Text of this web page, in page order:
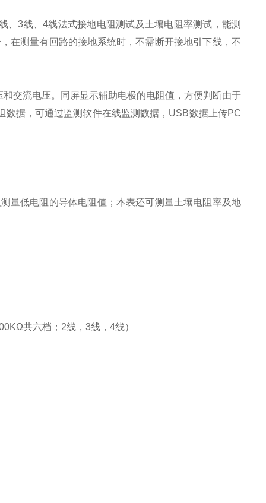
3线、4线法式接地电阻测试及土壤电阻率测试，能测
在测量有回路的接地系统时，不需断开接地引下线，不
交流电压。同屏显示辅助电极的电阻值，方便判断由于
据，可通过监测软件在线监测数据，USB数据上传PC
量低电阻的导体电阻值；本表还可测量土壤电阻率及地
共六档；2线，3线，4线）